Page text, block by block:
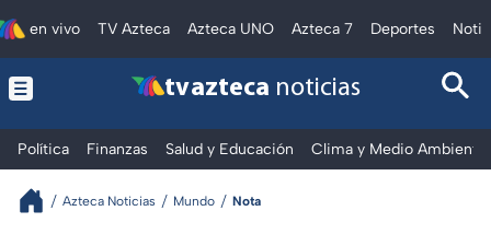
en vivo TV Azteca Azteca UNO Azteca 7 Deportes
tv azteca noticias
Política Finanzas Salud y Educación Clima y Medio Ambiente
Azteca Noticias Mundo Nota